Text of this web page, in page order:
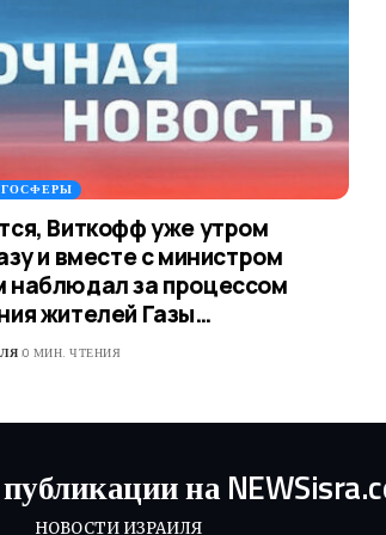
Виткофф уже утром
и вместе с министром
за процессом
жителей Газы…
0 МИН. ЧТЕНИЯ
на
НОВОСТИ ИЗРАИЛЯ